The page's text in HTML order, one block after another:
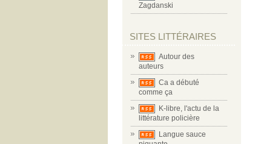
Zagdanski
SITES LITTÉRAIRES
Autour des
auteurs
Ca a débuté
comme ça
K-libre, l'actu de la
littérature policière
Langue sauce